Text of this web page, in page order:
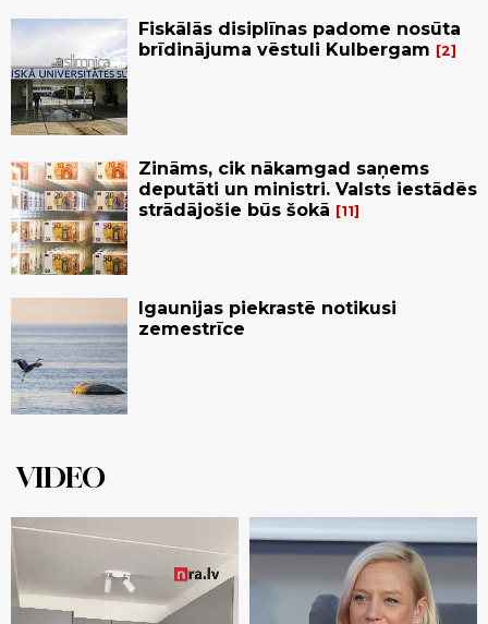
Fiskālās disiplīnas padome nosūta
brīdinājuma vēstuli Kulbergam
2
Zināms, cik nākamgad saņems
deputāti un ministri. Valsts iestādēs
strādājošie būs šokā
11
Igaunijas piekrastē notikusi
zemestrīce
VIDEO